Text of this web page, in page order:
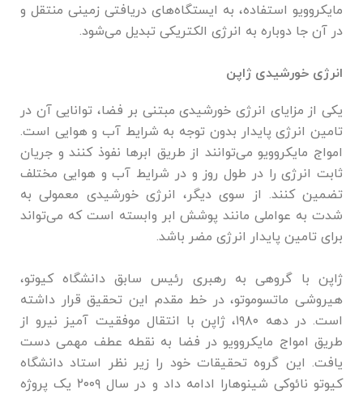
مایکروویو استفاده، به ایستگاه‌های دریافتی زمینی منتقل و
در آن جا دوباره به انرژی الکتریکی تبدیل می‌شود.
انرژی خورشیدی ژاپن
یکی از مزایای انرژی خورشیدی مبتنی بر فضا، توانایی آن در
تامین انرژی پایدار بدون توجه به شرایط آب و هوایی است.
امواج مایکروویو می‌توانند از طریق ابر‌ها نفوذ کنند و جریان
ثابت انرژی را در طول روز و در شرایط آب و هوایی مختلف
تضمین کنند. از سوی دیگر، انرژی خورشیدی معمولی به
شدت به عواملی مانند پوشش ابر وابسته است که می‌تواند
برای تامین پایدار انرژی مضر باشد.
ژاپن با گروهی به رهبری رئیس سابق دانشگاه کیوتو،
هیروشی ماتسوموتو، در خط مقدم این تحقیق قرار داشته
است. در دهه ۱۹۸۰، ژاپن با انتقال موفقیت آمیز نیرو از
طریق امواج مایکروویو در فضا به نقطه عطف مهمی دست
یافت. این گروه تحقیقات خود را زیر نظر استاد دانشگاه
کیوتو نائوکی شینوهارا ادامه داد و در سال ۲۰۰۹ یک پروژه